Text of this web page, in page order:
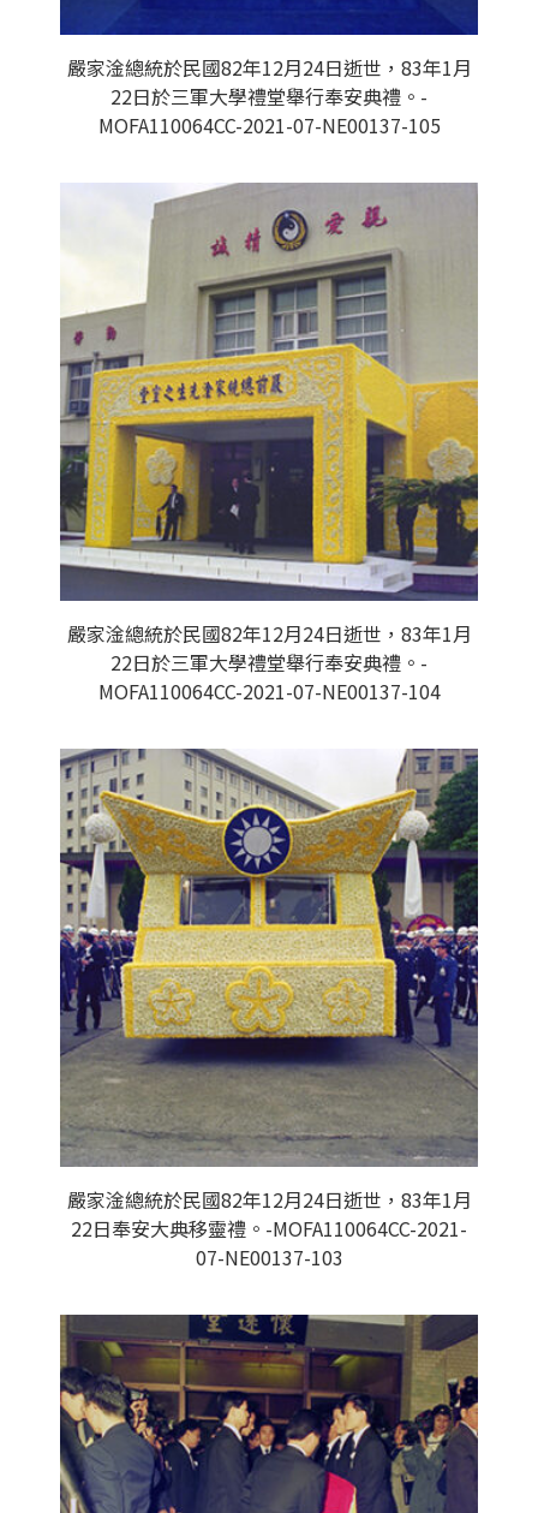
嚴家淦總統於民國82年12月24日逝世，83年1月
22日於三軍大學禮堂舉行奉安典禮。-
MOFA110064CC-2021-07-NE00137-105
嚴家淦總統於民國82年12月24日逝世，83年1月
22日於三軍大學禮堂舉行奉安典禮。-
MOFA110064CC-2021-07-NE00137-104
嚴家淦總統於民國82年12月24日逝世，83年1月
22日奉安大典移靈禮。-MOFA110064CC-2021-
07-NE00137-103